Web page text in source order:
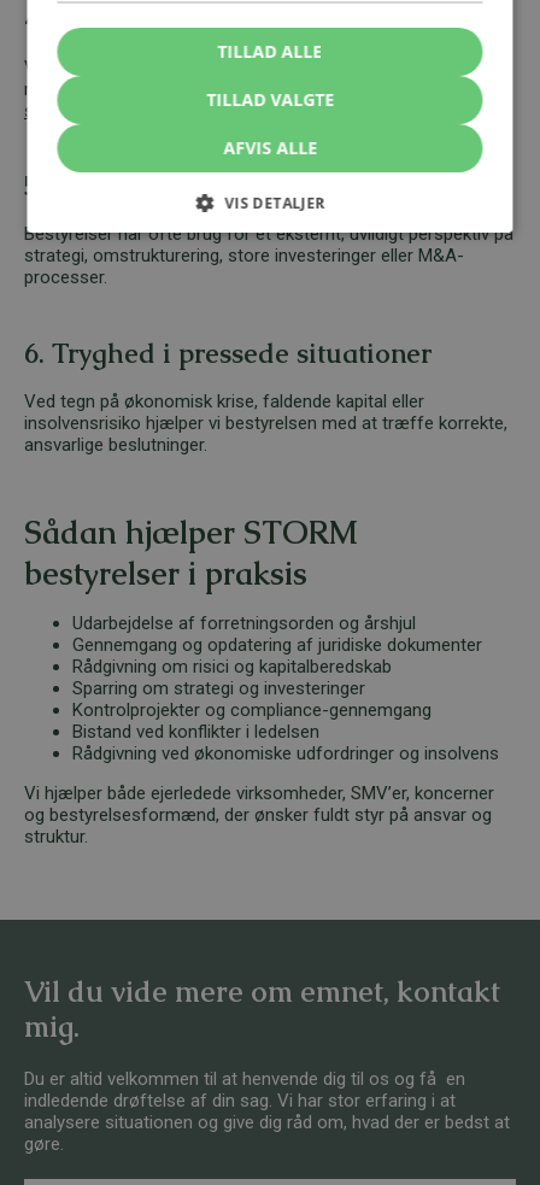
4. Reduceret ansvar
Ved at sikre, at bestyrelsen handler rettidigt og dokumenteret,
reducerer vi risikoen for et personligt bestyrelsesansvar efter
selskabsloven
5. Strategisk sparring
Bestyrelser har ofte brug for et eksternt, uvildigt perspektiv på
strategi, omstrukturering, store investeringer eller M&A-
processer.
6. Tryghed i pressede situationer
Ved tegn på økonomisk krise, faldende kapital eller
insolvensrisiko hjælper vi bestyrelsen med at træffe korrekte,
ansvarlige beslutninger.
Sådan hjælper STORM
bestyrelser i praksis
Udarbejdelse af forretningsorden og årshjul
Gennemgang og opdatering af juridiske dokumenter
Rådgivning om risici og kapitalberedskab
Sparring om strategi og investeringer
Kontrolprojekter og compliance-gennemgang
Bistand ved konflikter i ledelsen
Rådgivning ved økonomiske udfordringer og insolvens
Vi hjælper både ejerledede virksomheder, SMV’er, koncerner
og bestyrelsesformænd, der ønsker fuldt styr på ansvar og
struktur.
Vil du vide mere om emnet, kontakt
mig.
Du er altid velkommen til at henvende dig til os og få en
indledende drøftelse af din sag. Vi har stor erfaring i at
analysere situationen og give dig råd om, hvad der er bedst at
gøre.
TILLAD VALGTE
TILLAD ALLE
AFVIS ALLE
VIS DETALJER